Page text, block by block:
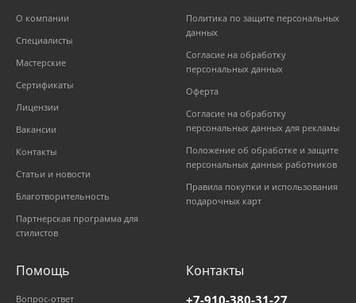
О компании
Специалисты
Мастерские
Сертификаты
Лицензии
Вакансии
Контакты
Статьи и новости
Благотворительность
Партнерская программа для
стилистов
Политика по защите персональных
данных
Согласие на обработку
персональных данных
Оферта
Согласие на обработку
персональных данных для рекламы
Положение об обработке и защите
персональных данных работников
Правила покупки и использования
подарочных карт
Помощь
Вопрос-ответ
Контакты